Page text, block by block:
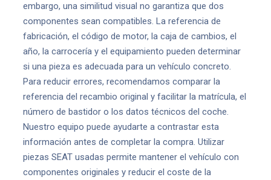
embargo, una similitud visual no garantiza que dos
componentes sean compatibles. La referencia de
fabricación, el código de motor, la caja de cambios, el
año, la carrocería y el equipamiento pueden determinar
si una pieza es adecuada para un vehículo concreto.
Para reducir errores, recomendamos comparar la
referencia del recambio original y facilitar la matrícula, el
número de bastidor o los datos técnicos del coche.
Nuestro equipo puede ayudarte a contrastar esta
información antes de completar la compra. Utilizar
piezas SEAT usadas permite mantener el vehículo con
componentes originales y reducir el coste de la